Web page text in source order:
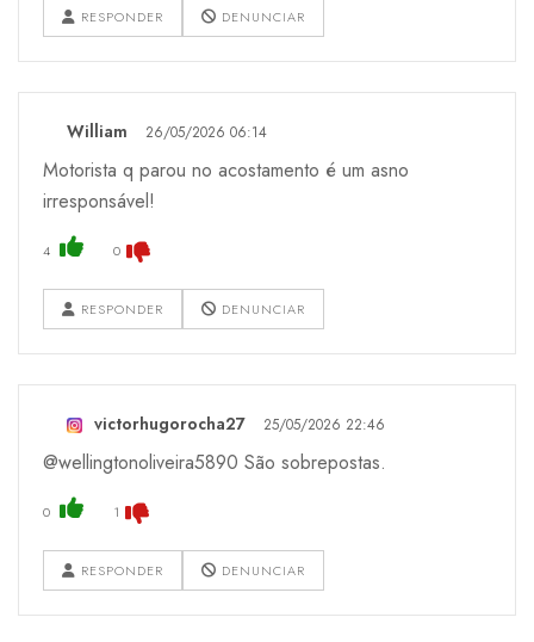
RESPONDER DENUNCIAR
William 26/05/2026 06:14
Motorista q parou no acostamento é um asno
irresponsável!
4 0
RESPONDER DENUNCIAR
victorhugorocha27 25/05/2026 22:46
@wellingtonoliveira5890 São sobrepostas.
0 1
RESPONDER DENUNCIAR